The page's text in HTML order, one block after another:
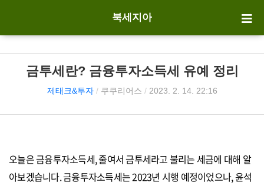
북세지아
금투세란? 금융투자소득세 유예 정리
제태크&투자 / 쿠쿠리어스 / 2023. 2. 14. 22:16
오늘은 금융투자소득세, 줄여서 금투세라고 불리는 세금에 대해 알
아보겠습니다. 금융투자소득세는 2023년 시행 예정이었으나, 윤석